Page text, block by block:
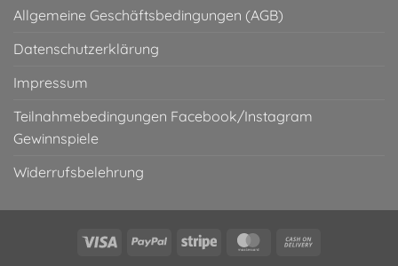
Allgemeine Geschäftsbedingungen (AGB)
Datenschutzerklärung
Impressum
Teilnahmebedingungen Facebook/Instagram
Gewinnspiele
Widerrufsbelehrung
Visa PayPal Stripe MasterCard